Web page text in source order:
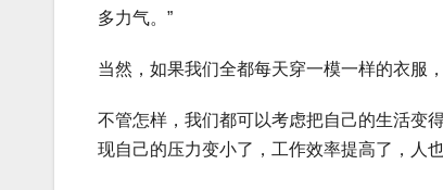
多力气。”
当然，如果我们全都每天穿一模一样的衣服
不管怎样，我们都可以考虑把自己的生活变
现自己的压力变小了，工作效率提高了，人